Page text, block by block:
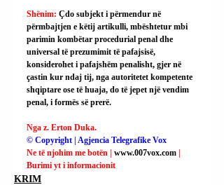
Shënim: Çdo subjekt i përmendur në
përmbajtjen e këtij artikulli, mbështetur mbi
parimin kombëtar procedurial penal dhe
universal të prezumimit të pafajsisë,
konsiderohet i pafajshëm penalisht, gjer në
çastin kur ndaj tij, nga autoritetet kompetente
shqiptare ose të huaja, do të jepet një vendim
penal, i formës së prerë.
Nga z. Erton Duka.
© Copyright | Agjencia Telegrafike Vox
Ne të njohim me botën | www.007vox.com
Burimi yt i informacionit
KRIM